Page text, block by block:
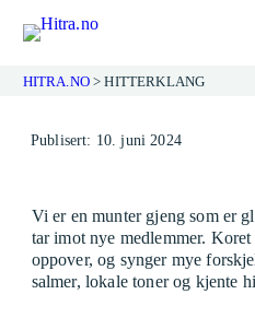
HITRA.NO>HITTERKLANG
Publisert: 10. juni 2024
Vi er en munter gjeng som er
tar imot nye medlemmer.
oppover, og synger mye
salmer, lokale toner og kjente